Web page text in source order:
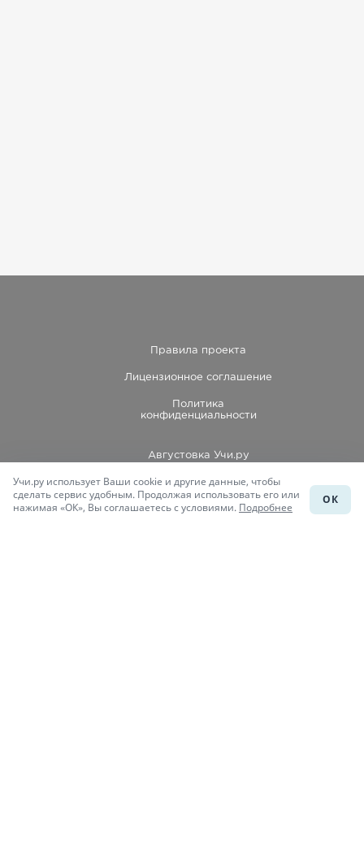
Правила проекта
Лицензионное соглашение
Политика
конфиденциальности
Августовка Учи.ру
Каталог школ
Подготовка к уроку
Учи.ру использует Ваши cookie и другие данные, чтобы
сделать сервис удобным. Продолжая использовать его или
нажимая «ОК», Вы соглашаетесь с условиями. Подробнее
ОК